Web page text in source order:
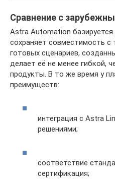
Сравнение с
Astra Automation базируется
сохраняет совместимость с
готовых сценариев,
делает её не менее гибкой,
продукты. В то же время у
преимуществ:
интеграция с Astra
решениями;
соответствие
сертификация;